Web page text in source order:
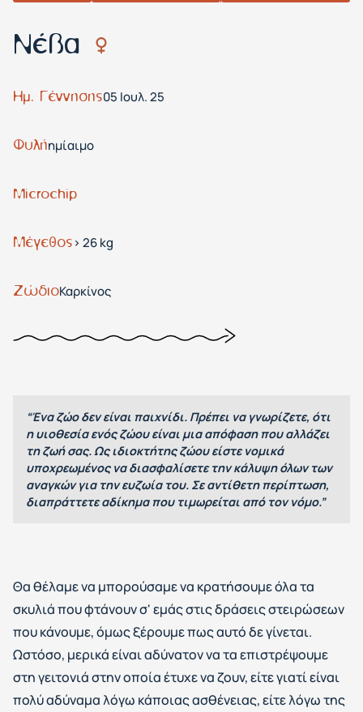
Νέβα
Ημ. Γέννησης05 Ιουλ. 25
Φυλήημίαιμο
Microchip
Μέγεθος> 26 kg
ΖώδιοΚαρκίνος
“Ένα ζώο δεν είναι παιχνίδι. Πρέπει να γνωρίζετε, ότι
η υιοθεσία ενός ζώου είναι μια απόφαση που αλλάζει
τη ζωή σας. Ως ιδιοκτήτης ζώου είστε νομικά
υποχρεωμένος να διασφαλίσετε την κάλυψη όλων των
αναγκών για την ευζωία του. Σε αντίθετη περίπτωση,
διαπράττετε αδίκημα που τιμωρείται από τον νόμο.”
Θα θέλαμε να μπορούσαμε να κρατήσουμε όλα τα
σκυλιά που φτάνουν σ' εμάς στις δράσεις στειρώσεων
που κάνουμε, όμως ξέρουμε πως αυτό δε γίνεται.
Ωστόσο, μερικά είναι αδύνατον να τα επιστρέψουμε
στη γειτονιά στην οποία έτυχε να ζουν, είτε γιατί είναι
πολύ αδύναμα λόγω κάποιας ασθένειας, είτε λόγω της